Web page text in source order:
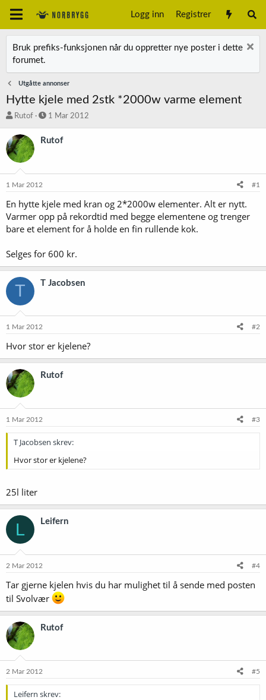
Logg inn Registrer
Bruk prefiks-funksjonen når du oppretter nye poster i dette
forumet.
Utgåtte annonser
Hytte kjele med 2stk *2000w varme element
T
å
d
s
t
r
Rutof
S
a
o
1 Mar 2012
Rutof
1 Mar 2012 #1
En hytte kjele med kran og 2*2000w elementer. Alt er nytt.
Varmer opp på rekordtid med begge elementene og trenger
bare et element for å holde en fin rullende kok.
Selges for 600 kr.
T T Jacobsen
1 Mar 2012 #2
Hvor stor er kjelene?
Rutof
1 Mar 2012 #3
T Jacobsen skrev:
Hvor stor er kjelene?
25l liter
L Leifern
2 Mar 2012 #4
Tar gjerne kjelen hvis du har mulighet til å sende med posten
til Svolvær
Rutof
2 Mar 2012 #5
Leifern skrev: